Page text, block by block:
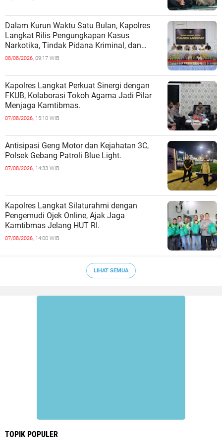
Dalam Kurun Waktu Satu Bulan, Kapolres
Langkat Rilis Pengungkapan Kasus
Narkotika, Tindak Pidana Kriminal, dan
Kekerasan Seksual terhadap Anak.
08/08/2026, 09:17 WIB
Kapolres Langkat Perkuat Sinergi dengan
FKUB, Kolaborasi Tokoh Agama Jadi Pilar
Menjaga Kamtibmas.
07/08/2026, 15:10 WIB
Antisipasi Geng Motor dan Kejahatan 3C,
Polsek Gebang Patroli Blue Light.
07/08/2026, 14:33 WIB
Kapolres Langkat Silaturahmi dengan
Pengemudi Ojek Online, Ajak Jaga
Kamtibmas Jelang HUT RI.
07/08/2026, 14:00 WIB
LIHAT SEMUA
TOPIK POPULER